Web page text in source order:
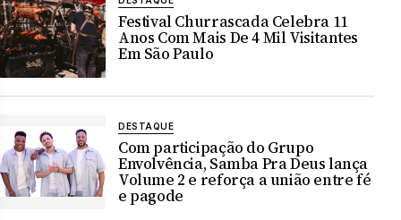
Festival Churrascada Celebra 11
Anos Com Mais De 4 Mil Visitantes
Em São Paulo
DESTAQUE
Com participação do Grupo
Envolvência, Samba Pra Deus lança
Volume 2 e reforça a união entre fé
e pagode